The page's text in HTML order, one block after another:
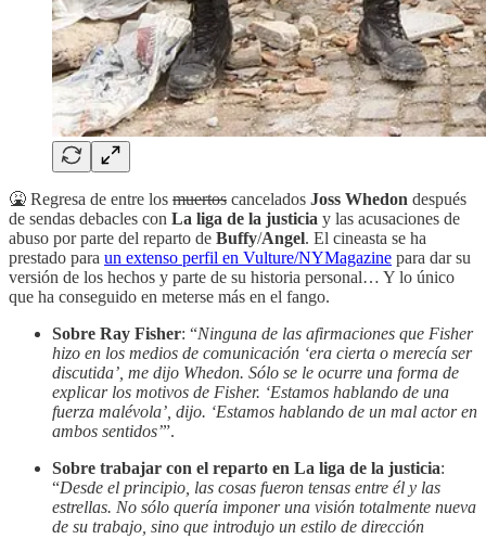
🤮 Regresa de entre los muertos cancelados Joss Whedon después
de sendas debacles con La liga de la justicia y las acusaciones de
abuso por parte del reparto de Buffy/Angel. El cineasta se ha
prestado para un extenso perfil en Vulture/NYMagazine para dar su
versión de los hechos y parte de su historia personal… Y lo único
que ha conseguido en meterse más en el fango.
Sobre Ray Fisher: “Ninguna de las afirmaciones que Fisher
hizo en los medios de comunicación ‘era cierta o merecía ser
discutida’, me dijo Whedon. Sólo se le ocurre una forma de
explicar los motivos de Fisher. ‘Estamos hablando de una
fuerza malévola’, dijo. ‘Estamos hablando de un mal actor en
ambos sentidos’”.
Sobre trabajar con el reparto en La liga de la justicia:
“Desde el principio, las cosas fueron tensas entre él y las
estrellas. No sólo quería imponer una visión totalmente nueva
de su trabajo, sino que introdujo un estilo de dirección